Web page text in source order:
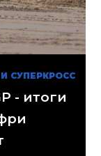
СУПЕРКРОСС
- итоги